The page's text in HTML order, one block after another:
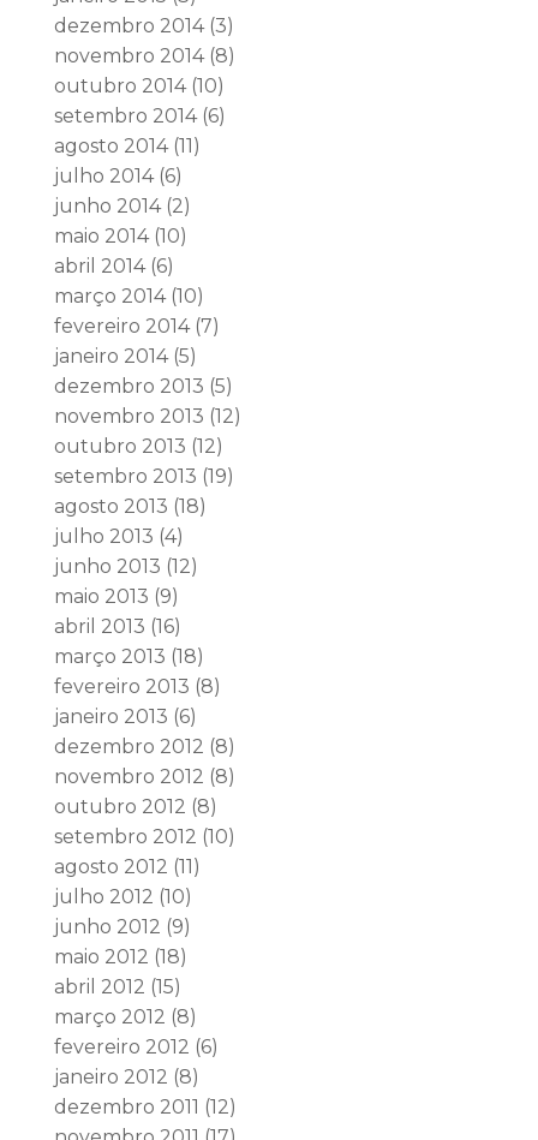
dezembro 2014(3)
novembro 2014(8)
outubro 2014(10)
setembro 2014(6)
agosto 2014(11)
julho 2014(6)
junho 2014(2)
maio 2014(10)
abril 2014(6)
março 2014(10)
fevereiro 2014(7)
janeiro 2014(5)
dezembro 2013 (5)
novembro 2013 (12)
outubro 2013 (12)
setembro 2013 (19)
agosto 2013 (18)
julho 2013 (4)
junho 2013 (12)
maio 2013 (9)
abril 2013 (16)
março 2013 (18)
fevereiro 2013 (8)
janeiro 2013 (6)
dezembro 2012 (8)
novembro 2012 (8)
outubro 2012 (8)
setembro 2012 (10)
agosto 2012 (11)
julho 2012 (10)
junho 2012 (9)
maio 2012 (18)
abril 2012 (15)
março 2012 (8)
fevereiro 2012 (6)
janeiro 2012 (8)
dezembro 2011 (12)